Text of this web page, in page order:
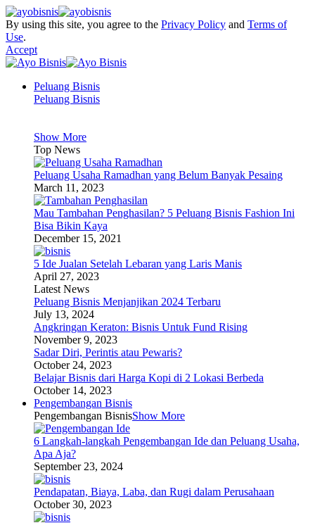
By using this site, you agree to the Privacy Policy and Terms of
Use.
Accept
Peluang Bisnis
Peluang Bisnis
Show More
Top News
Peluang Usaha Ramadhan yang Belum Banyak Pesaing
March 11, 2023
Mau Tambahan Penghasilan? 5 Peluang Bisnis Fashion Ini
Bisa Bikin Kaya
December 15, 2021
5 Ide Jualan Setelah Lebaran yang Laris Manis
April 27, 2023
Latest News
Peluang Bisnis Menjanjikan 2024 Terbaru
July 13, 2024
Angkringan Keraton: Bisnis Untuk Fund Rising
November 9, 2023
Sadar Diri, Perintis atau Pewaris?
October 24, 2023
Belajar Bisnis dari Harga Kopi di 2 Lokasi Berbeda
October 14, 2023
Pengembangan Bisnis
Pengembangan BisnisShow More
6 Langkah-langkah Pengembangan Ide dan Peluang Usaha,
Apa Aja?
September 23, 2024
Pendapatan, Biaya, Laba, dan Rugi dalam Perusahaan
October 30, 2023